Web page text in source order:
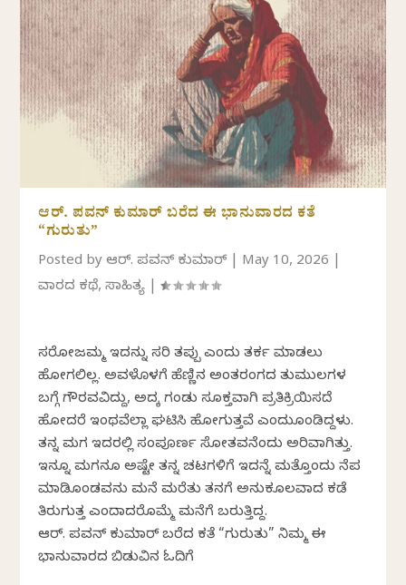
ಆರ್.‌ ಪವನ್‌ ಕುಮಾರ್‌ ಬರೆದ ಈ ಭಾನುವಾರದ ಕತೆ
“ಗುರುತು”
Posted byಆರ್. ಪವನ್‌ ಕುಮಾರ್‌ May 10, 2026
ವಾರದ ಕಥೆ,ಸಾಹಿತ್ಯ |
ಸರೋಜಮ್ಮ ಇದನ್ನು ಸರಿ ತಪ್ಪು ಎಂದು ತರ್ಕ ಮಾಡಲು
ಹೋಗಲಿಲ್ಲ. ಅವಳೊಳಗೆ ಹೆಣ್ಣಿನ ಅಂತರಂಗದ ತುಮುಲಗಳ
ಬಗ್ಗೆ ಗೌರವವಿದ್ದು, ಅದಕ್ಕೆ ಗಂಡು ಸೂಕ್ತವಾಗಿ ಪ್ರತಿಕ್ರಿಯಿಸದೆ
ಹೋದರೆ ಇಂಥವೆಲ್ಲಾ ಘಟಿಸಿ ಹೋಗುತ್ತವೆ ಎಂದುಕೊಂಡಿದ್ದಳು.
ತನ್ನ ಮಗ ಇದರಲ್ಲಿ ಸಂಪೂರ್ಣ ಸೋತವನೆಂದು ಅರಿವಾಗಿತ್ತು.
ಇನ್ನೂ ಮಗನೂ ಅಷ್ಟೇ ತನ್ನ ಚಟಗಳಿಗೆ ಇದನ್ನೆ ಮತ್ತೊಂದು ನೆಪ
ಮಾಡಿಕೊಂಡವನು ಮನೆ ಮರೆತು ತನಗೆ ಅನುಕೂಲವಾದ ಕಡೆ
ತಿರುಗುತ್ತ ಎಂದಾದರೊಮ್ಮೆ ಮನೆಗೆ ಬರುತ್ತಿದ್ದ.
ಆರ್.‌ ಪವನ್‌ ಕುಮಾರ್‌ ಬರೆದ ಕತೆ “ಗುರುತು” ನಿಮ್ಮ ಈ
ಭಾನುವಾರದ ಬಿಡುವಿನ ಓದಿಗೆ